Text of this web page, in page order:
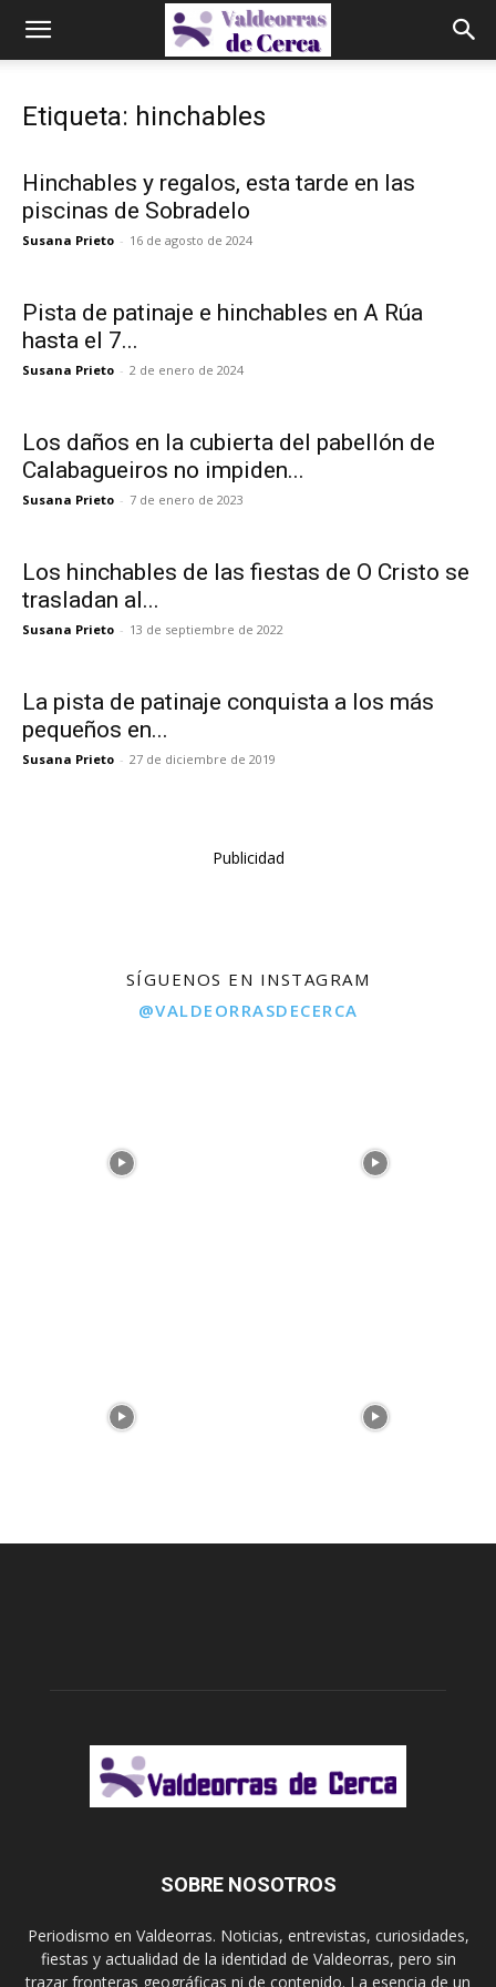
Etiqueta: hinchables
Hinchables y regalos, esta tarde en las
piscinas de Sobradelo
Susana Prieto - 16 de agosto de 2024
Pista de patinaje e hinchables en A Rúa
hasta el 7...
Susana Prieto - 2 de enero de 2024
Los daños en la cubierta del pabellón de
Calabagueiros no impiden...
Susana Prieto - 7 de enero de 2023
Los hinchables de las fiestas de O Cristo se
trasladan al...
Susana Prieto - 13 de septiembre de 2022
La pista de patinaje conquista a los más
pequeños en...
Susana Prieto - 27 de diciembre de 2019
Publicidad
SÍGUENOS EN INSTAGRAM
@VALDEORRASDECERCA
SOBRE NOSOTROS
Periodismo en Valdeorras. Noticias, entrevistas, curiosidades,
fiestas y actualidad de la identidad de Valdeorras, pero sin
trazar fronteras geográficas ni de contenido. La esencia de un